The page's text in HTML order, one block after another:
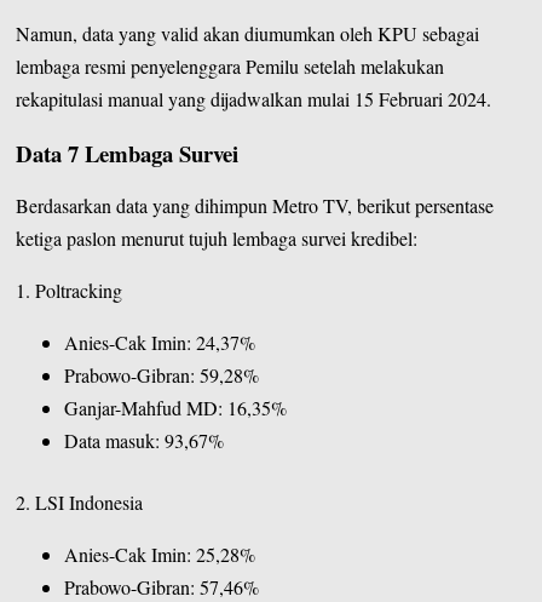
Namun, data yang valid akan diumumkan oleh KPU sebagai
lembaga resmi penyelenggara Pemilu setelah melakukan
rekapitulasi manual yang dijadwalkan mulai 15 Februari 2024.
Data 7 Lembaga Survei
Berdasarkan data yang dihimpun Metro TV, berikut persentase
ketiga paslon menurut tujuh lembaga survei kredibel:
1. Poltracking
Anies-Cak Imin: 24,37%
Prabowo-Gibran: 59,28%
Ganjar-Mahfud MD: 16,35%
Data masuk: 93,67%
2. LSI Indonesia
Anies-Cak Imin: 25,28%
Prabowo-Gibran: 57,46%